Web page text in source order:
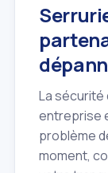
La sécurité
entreprise
problème
moment,